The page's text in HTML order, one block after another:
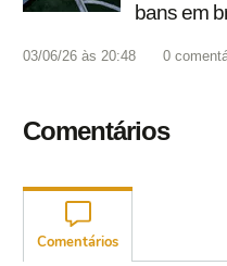
bans em
03/06/26 às 20:48 0
Comentários